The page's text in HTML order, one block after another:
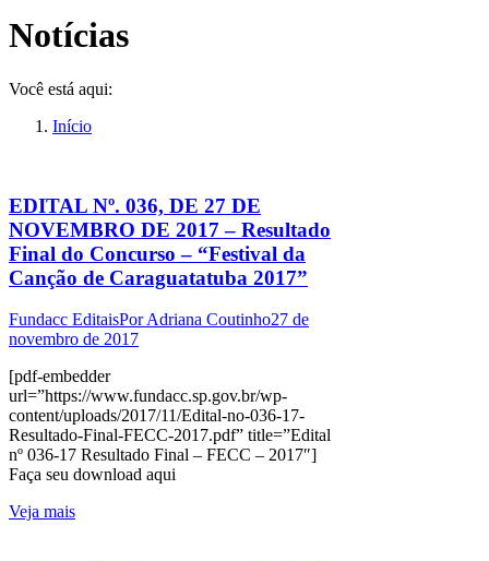
Notícias
Você está aqui:
Início
EDITAL Nº. 036, DE 27 DE
NOVEMBRO DE 2017 – Resultado
Final do Concurso – “Festival da
Canção de Caraguatatuba 2017”
Fundacc EditaisPorAdriana Coutinho27 de
novembro de 2017
[pdf-embedder
url=”https://www.fundacc.sp.gov.br/wp-
content/uploads/2017/11/Edital-no-036-17-
Resultado-Final-FECC-2017.pdf” title=”Edital
nº 036-17 Resultado Final – FECC – 2017″]
Faça seu download aqui
Veja mais